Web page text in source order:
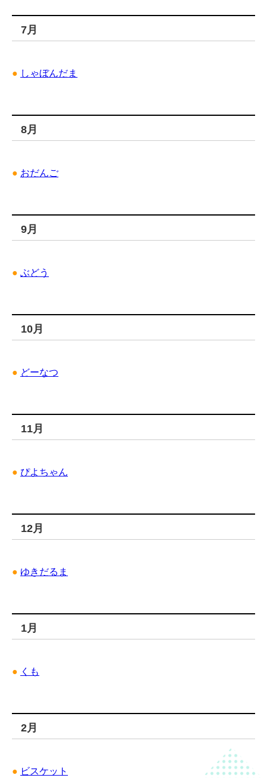
7月
● しゃぼんだま
8月
● おだんご
9月
● ぶどう
10月
● どーなつ
11月
● ぴよちゃん
12月
● ゆきだるま
1月
● くも
2月
● ビスケット